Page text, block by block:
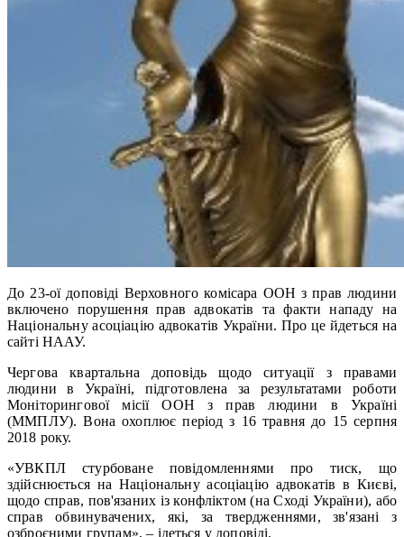
До 23-ої доповіді Верховного комісара ООН з прав людини
включено порушення прав адвокатів та факти нападу на
Національну асоціацію адвокатів України. Про це йдеться на
сайті НААУ.
Чергова квартальна доповідь щодо ситуації з правами
людини в Україні, підготовлена за результатами роботи
Моніторингової місії ООН з прав людини в Україні
(ММПЛУ). Вона охоплює період з 16 травня до 15 серпня
2018 року.
«УВКПЛ стурбоване повідомленнями про тиск, що
здійснюється на Національну асоціацію адвокатів в Києві,
щодо справ, пов'язаних із конфліктом (на Сході України), або
справ обвинувачених, які, за твердженнями, зв'язані з
озброєними групам», – ідеться у доповіді.